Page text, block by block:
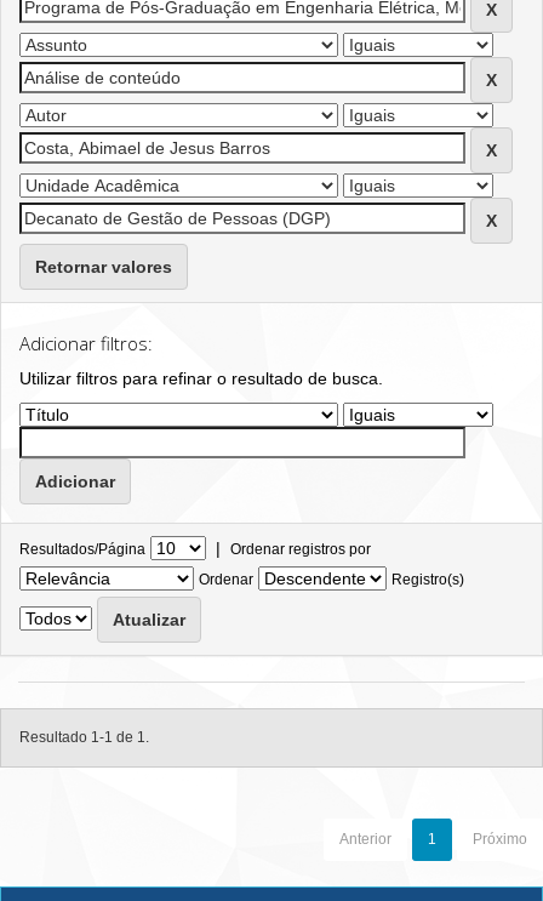
Retornar valores
Adicionar filtros:
Utilizar filtros para refinar o resultado de busca.
Resultados/Página | Ordenar registros por
Ordenar
Registro(s)
Resultado 1-1 de 1.
Anterior 1 Próximo